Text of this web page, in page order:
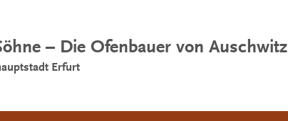
– Die Ofenbauer von Auschwitz
Erfurt